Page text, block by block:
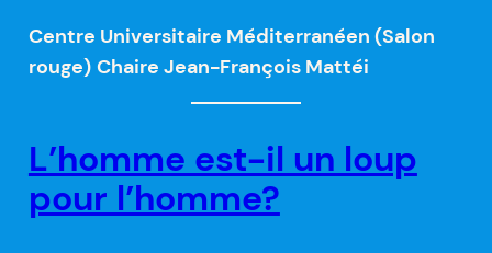
Centre Universitaire Méditerranéen (Salon
rouge) Chaire Jean-François Mattéi
L’homme est-il un loup
pour l’homme?